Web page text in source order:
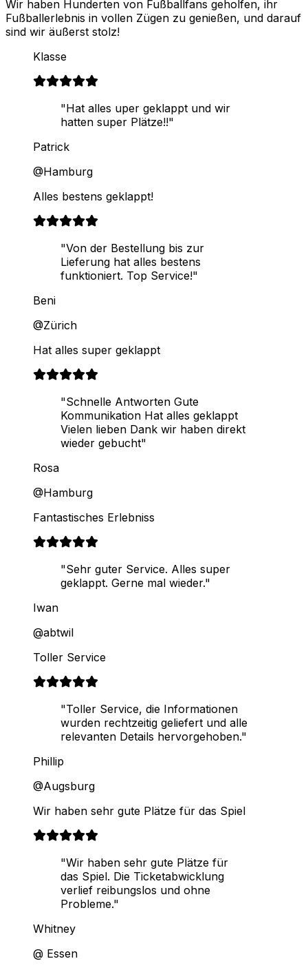
Wir haben Hunderten von Fußballfans geholfen, ihr
Fußballerlebnis in vollen Zügen zu genießen, und darauf
sind wir äußerst stolz!
Klasse
"Hat alles uper geklappt und wir
hatten super Plätze!!"
Patrick
@Hamburg
Alles bestens geklappt!
"Von der Bestellung bis zur
Lieferung hat alles bestens
funktioniert. Top Service!"
Beni
@Zürich
Hat alles super geklappt
"Schnelle Antworten Gute
Kommunikation Hat alles geklappt
Vielen lieben Dank wir haben direkt
wieder gebucht"
Rosa
@Hamburg
Fantastisches Erlebniss
"Sehr guter Service. Alles super
geklappt. Gerne mal wieder."
Iwan
@abtwil
Toller Service
"Toller Service, die Informationen
wurden rechtzeitig geliefert und alle
relevanten Details hervorgehoben."
Phillip
@Augsburg
Wir haben sehr gute Plätze für das Spiel
"Wir haben sehr gute Plätze für
das Spiel. Die Ticketabwicklung
verlief reibungslos und ohne
Probleme."
Whitney
@ Essen